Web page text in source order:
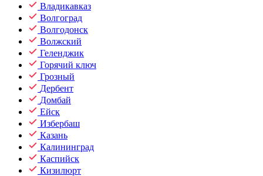
Владикавказ
Волгоград
Волгодонск
Волжский
Геленджик
Горячий ключ
Грозный
Дербент
Домбай
Ейск
Избербаш
Казань
Калининград
Каспийск
Кизилюрт